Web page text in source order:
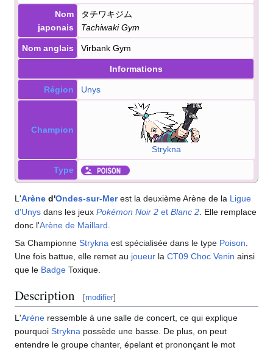
Nom
japonais
タチワキジム
Tachiwaki Gym
Nom anglais Virbank Gym
Informations
Région Unys
Champion
Strykna
Type
L'Arène d'Ondes-sur-Merest la deuxième Arène de la Ligue
d'Unys dans les jeux Pokémon Noir 2 et Blanc 2 . Elle remplace
donc l'Arène de Maillard
Sa Championne Strykna est spécialisée dans le type Poison
Une fois battue, elle remet au joueur la CT09 Choc Venin ainsi
que le Badge Toxique.
Description [modifier]
L'Arène ressemble à une salle de concert, ce qui explique
pourquoi Strykna possède une basse. De plus, on peut
entendre le groupe chanter, épelant et prononçant le mot